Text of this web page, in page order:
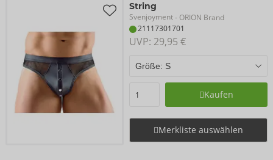
String
Svenjoyment- ORION Brand
21117301701
UVP: 29,95 €
Kaufen
Merkliste auswählen